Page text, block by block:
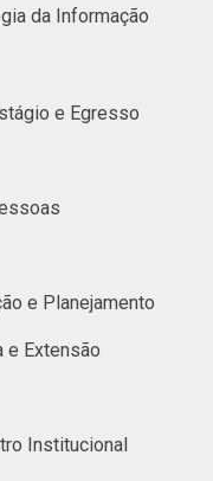
da Informação
e Egresso
e Planejamento
e Extensão
Institucional